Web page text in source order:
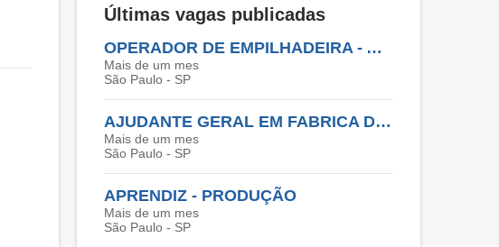
Últimas vagas publicadas
OPERADOR DE EMPILHADEIRA - ALMOXERIFADO ( COM EXPERIÊNCIA EM EMPILHADEIRA )
Mais de um mes
São Paulo - SP
AJUDANTE GERAL EM FABRICA DE FITAS
Mais de um mes
São Paulo - SP
APRENDIZ - PRODUÇÃO
Mais de um mes
São Paulo - SP